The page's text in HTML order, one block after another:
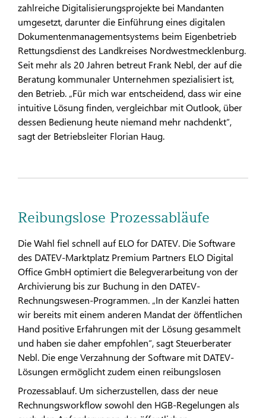
zahlreiche Digitalisierungsprojekte bei Mandanten
umgesetzt, darunter die Einführung eines digitalen
Dokumentenmanagementsystems beim Eigenbetrieb
Rettungsdienst des Landkreises Nordwestmecklenburg.
Seit mehr als 20 Jahren betreut Frank Nebl, der auf die
Beratung kommunaler Unternehmen spezialisiert ist,
den Betrieb. „Für mich war entscheidend, dass wir eine
intuitive Lösung finden, vergleichbar mit Outlook, über
dessen Bedienung heute niemand mehr nachdenkt“,
sagt der Betriebsleiter Florian Haug.
Reibungslose Prozessabläufe
Die Wahl fiel schnell auf ELO for DATEV. Die Software
des DATEV-Marktplatz Premium Partners ELO Digital
Office GmbH optimiert die Belegverarbeitung von der
Archivierung bis zur Buchung in den DATEV-
Rechnungswesen-Programmen. „In der Kanzlei hatten
wir bereits mit einem anderen Mandat der öffentlichen
Hand positive Erfahrungen mit der Lösung gesammelt
und haben sie daher empfohlen“, sagt Steuerberater
Nebl. Die enge Verzahnung der Software mit DATEV-
Lösungen ermöglicht zudem einen reibungslosen
Prozessablauf. Um sicherzustellen, dass der neue
Rechnungsworkflow sowohl den HGB-Regelungen als